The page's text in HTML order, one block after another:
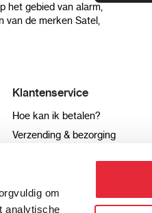
om
analytische
het gebied van alarm,
van de merken Satel,
Klantenservice
Hoe kan ik betalen?
Verzending & bezorging
Veel gestelde vragen